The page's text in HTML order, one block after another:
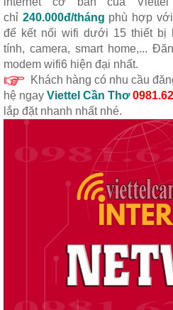
chỉ 240.000đ/tháng phù hợp
để kết nối wifi dưới 15 thiết bị
tính, camera, smart home,...
modem wifi6 hiện đại nhất.
Khách hàng có nhu cầu
hệ ngay Viettel Cần Thơ
lắp đặt nhanh nhất nhé.